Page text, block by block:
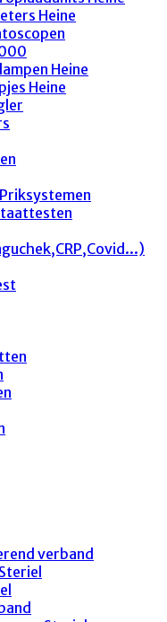
Heine
Heine
Heine
verband